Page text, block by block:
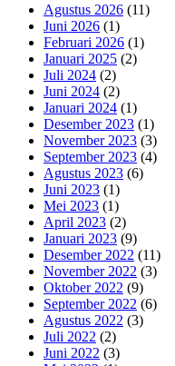
Agustus 2026 (11)
Juni 2026 (1)
Februari 2026 (1)
Januari 2025 (2)
Juli 2024 (2)
Juni 2024 (2)
Januari 2024 (1)
Desember 2023 (1)
November 2023 (3)
September 2023 (4)
Agustus 2023 (6)
Juni 2023 (1)
Mei 2023 (1)
April 2023 (2)
Januari 2023 (9)
Desember 2022 (11)
November 2022 (3)
Oktober 2022 (9)
September 2022 (6)
Agustus 2022 (3)
Juli 2022 (2)
Juni 2022 (3)